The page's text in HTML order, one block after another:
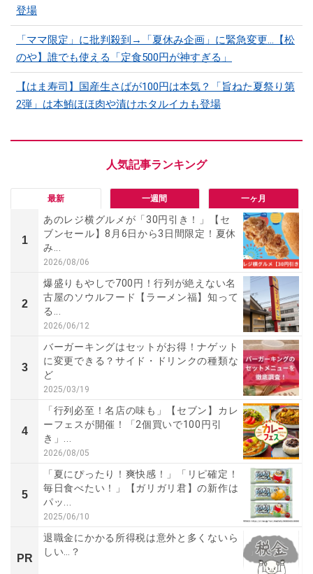
登場
「ママ限定」に批判殺到→「夏休み企画」に緊急変更…【松
のや】誰でも使える「定食500円が神すぎる」
【はま寿司】国産生さばが100円は本気？「旨ねた夏祭り第
2弾」は本鮪ほほ肉や漬けホタルイカも登場
最新 一週間 一ヶ月
1
あのレジ横グルメが「30円引き！」【セ
ブンセール】8月6日から3日間限定！夏休
み...
2026/08/06
2
爆盛りもやしで700円！行列が絶えない名
古屋のソウルフード【ラーメン福】知って
る...
2026/06/12
3
バーガーキングはセットがお得！ナゲット
に変更できる？サイド・ドリンクの種類な
ど
2025/03/19
4
「行列必至！名店の味も」【セブン】カレ
ーフェスが開催！「2個買いで100円引
き」...
2026/08/05
5
「夏にぴったり！爽快感！」「リピ確定！
毎日食べたい！」【ガリガリ君】の新作は
パッ...
2025/06/10
PR
退職金にかかる所得税は意外と多くないら
しい…？